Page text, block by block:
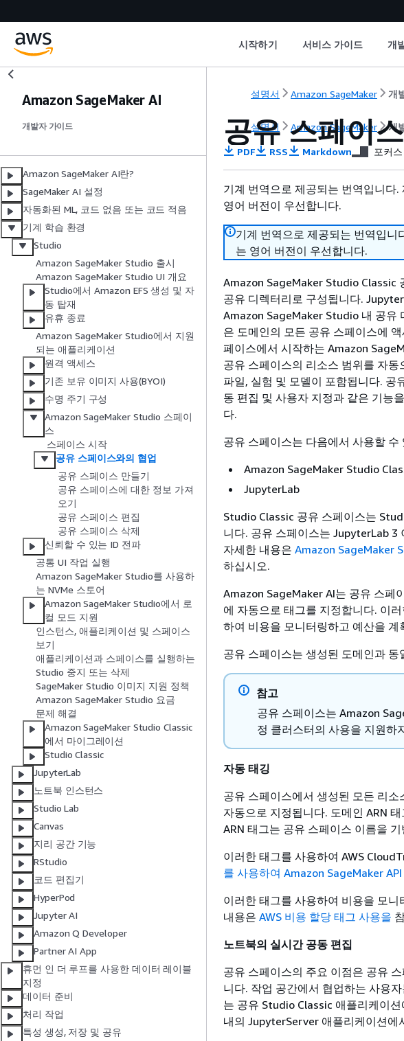
시작하기 서비스 가이드 개
Amazon SageMaker AI
개발자 가이드
Amazon SageMaker AI란?
SageMaker AI 설정
자동화된 ML, 코드 없음 또는 코드 적음
기계 학습 환경
Studio
Amazon SageMaker Studio 출시
Amazon SageMaker Studio UI 개요
Studio에서 Amazon EFS 생성 및 자
동 탑재
유휴 종료
Amazon SageMaker Studio에서 지원
되는 애플리케이션
원격 액세스
기존 보유 이미지 사용(BYOI)
수명 주기 구성
Amazon SageMaker Studio 스페이
스
스페이스 시작
공유 스페이스와의 협업
공유 스페이스 만들기
공유 스페이스에 대한 정보 가져
오기
공유 스페이스 편집
공유 스페이스 삭제
신뢰할 수 있는 ID 전파
공통 UI 작업 실행
Amazon SageMaker Studio를 사용하
는 NVMe 스토어
Amazon SageMaker Studio에서 로
컬 모드 지원
인스턴스, 애플리케이션 및 스페이스
보기
애플리케이션과 스페이스를 실행하는
Studio 중지 또는 삭제
SageMaker Studio 이미지 지원 정책
Amazon SageMaker Studio 요금
문제 해결
Amazon SageMaker Studio Classic
에서 마이그레이션
Studio Classic
JupyterLab
노트북 인스턴스
Studio Lab
Canvas
지리 공간 기능
RStudio
코드 편집기
HyperPod
Jupyter AI
Amazon Q Developer
Partner AI App
휴먼 인 더 루프를 사용한 데이터 레이블
지정
데이터 준비
처리 작업
특성 생성, 저장 및 공유
설명서 Amazon SageMaker 개
설명서 Amazon SageMaker 개
공유 스페이
PDF RSS Markdown 포커
기계 번역으로 제공되는 번역입니다
영어 버전이 우선합니다.
기계 번역으로 제공되는 번역입니
는 영어 버전이 우선합니다.
Amazon SageMaker Studio Classic
공유 디렉터리로 구성됩니다.
Amazon SageMaker Studio 내 공유
은 도메인의 모든 공유 스페이스에
페이스에서 시작하는 Amazon
공유 스페이스의 리소스 범위를 자
파일, 실험 및 모델이 포함됩니다. 공
동 편집 및 사용자 지정과 같은 기능
다.
공유 스페이스는 다음에서 사용할 수
Amazon SageMaker Studio
JupyterLab
Studio Classic 공유 스페이스는
니다. 공유 스페이스는 JupyterLab 3
자세한 내용은 Amazon SageMaker
하십시오.
Amazon SageMaker AI는 공유 스페
에 자동으로 태그를 지정합니다. 이
하여 비용을 모니터링하고 예산을 계
공유 스페이스는 생성된 도메인과 동
참고
공유 스페이스는 Amazon
정 클러스터의 사용을 지원하
자동 태깅
공유 스페이스에서 생성된 모든 리
자동으로 지정됩니다. 도메인 ARN
ARN 태그는 공유 스페이스 이름을
이러한 태그를 사용하여 AWS
를 사용하여 Amazon SageMaker
이러한 태그를 사용하여 비용을 모
내용은 AWS 비용 할당 태그 사용을
노트북의 실시간 공동 편집
공유 스페이스의 주요 이점은 공유
니다. 작업 공간에서 협업하는 사용
는 공유 Studio Classic 애플리케이
내의 JupyterServer 애플리케이션에